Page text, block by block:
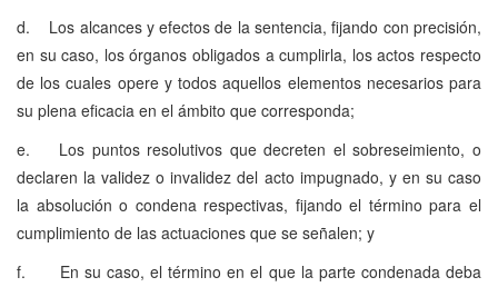
d. Los alcances y efectos de la sentencia, fijando con precisión,
en su caso, los órganos obligados a cumplirla, los actos respecto
de los cuales opere y todos aquellos elementos necesarios para
su plena eficacia en el ámbito que corresponda;
e. Los puntos resolutivos que decreten el sobreseimiento, o
declaren la validez o invalidez del acto impugnado, y en su caso
la absolución o condena respectivas, fijando el término para el
cumplimiento de las actuaciones que se señalen; y
f. En su caso, el término en el que la parte condenada deba